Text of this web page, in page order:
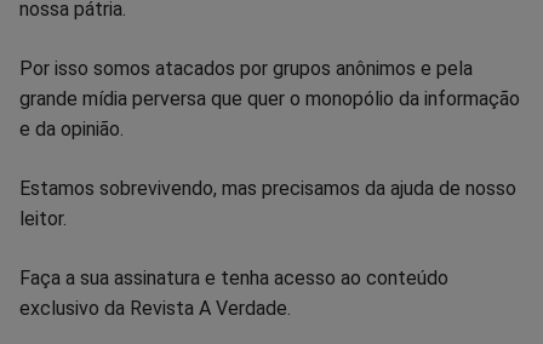
nossa pátria.
Por isso somos atacados por grupos anônimos e pela
grande mídia perversa que quer o monopólio da informação
e da opinião.
Estamos sobrevivendo, mas precisamos da ajuda de nosso
leitor.
Faça a sua assinatura e tenha acesso ao conteúdo
exclusivo da Revista A Verdade.